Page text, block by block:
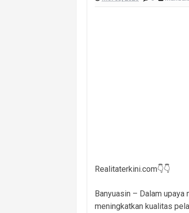
Polsek Banyuasin I
Cegah Kejahatan 3C
Cegah Kejahatan
Polsek Banyuasin II
Kebakaran
Realitaterkini.com👇👇
Banyuasin – Dalam
meningkatkan kualitas